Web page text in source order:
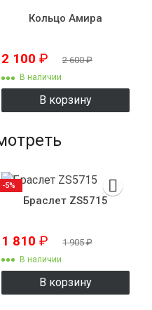
Кольцо Амира
2 100 ₽ 2 600₽
В наличии
В корзину
Браслет ZS5715
1 810 ₽ 1 905₽
В наличии
В корзину
-5%